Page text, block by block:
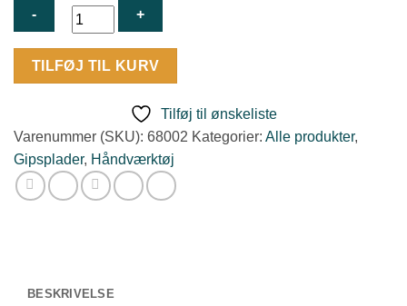
Gipsplade
cm
antal
TILFØJ TIL KURV
Tilføj til ønskeliste
Varenummer (SKU): 68002 Kategorier: Alle produkter,
Gipsplader, Håndværktøj
BESKRIVELSE